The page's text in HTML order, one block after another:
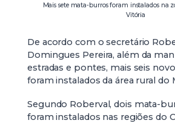
Mais sete mata-burros foram instalados na
Vitória
De acordo com o secretário
Domingues Pereira, além da
estradas e pontes, mais seis
foram instalados da área rural do
Segundo Roberval, dois mata-
foram instalados nas regiões do